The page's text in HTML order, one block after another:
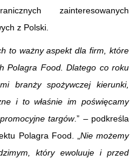
zainteresowanych
z Polski.
to ważny aspekt dla firm, które
Polagra Food. Dlatego co roku
branży spożywczej kierunki,
i to właśnie im poświęcamy
targów.” – podkreśla
Polagra Food. „ Nie możemy
który ewoluuje i przed